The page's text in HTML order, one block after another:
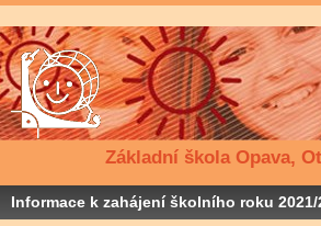
Základní škola Opava,
Informace k zahájení školního roku 2021/